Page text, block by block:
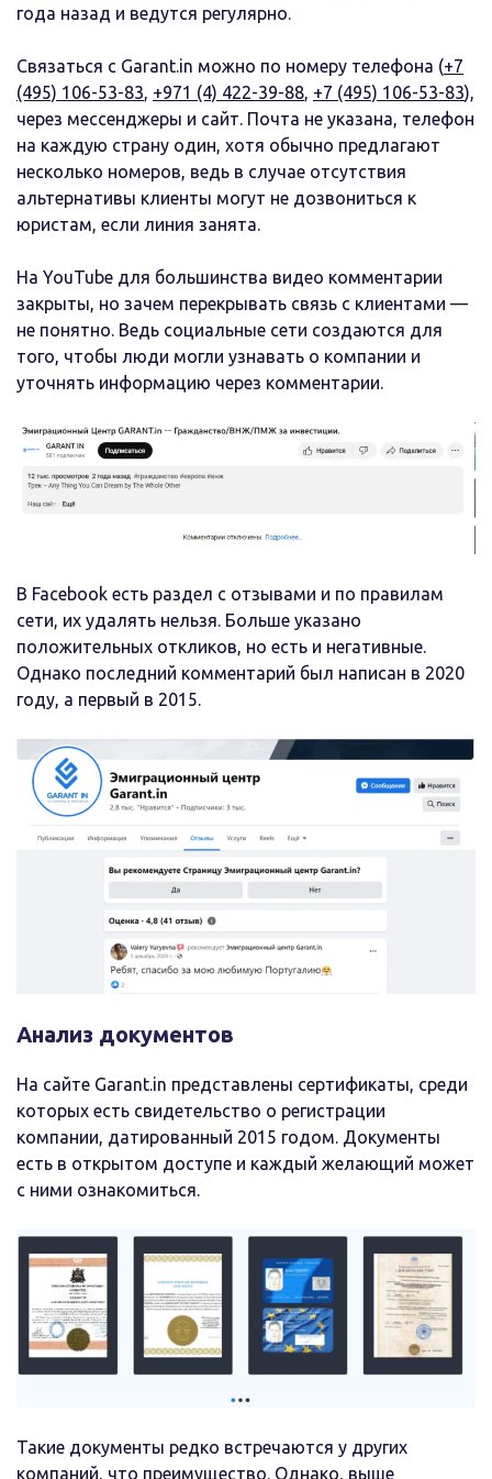
года назад и ведутся регулярно.
Связаться с Garant.in можно по номеру телефона (+7
(495) 106-53-83, +971 (4) 422-39-88, +7 (495) 106-53-83),
через мессенджеры и сайт. Почта не указана, телефон
на каждую страну один, хотя обычно предлагают
несколько номеров, ведь в случае отсутствия
альтернативы клиенты могут не дозвониться к
юристам, если линия занята.
На YouTube для большинства видео комментарии
закрыты, но зачем перекрывать связь с клиентами —
не понятно. Ведь социальные сети создаются для
того, чтобы люди могли узнавать о компании и
уточнять информацию через комментарии.
В Facebook есть раздел с отзывами и по правилам
сети, их удалять нельзя. Больше указано
положительных откликов, но есть и негативные.
Однако последний комментарий был написан в 2020
году, а первый в 2015.
Анализ документов
На сайте Garant.in представлены сертификаты, среди
которых есть свидетельство о регистрации
компании, датированный 2015 годом. Документы
есть в открытом доступе и каждый желающий может
с ними ознакомиться.
Такие документы редко встречаются у других
компаний, что преимущество. Однако, выше